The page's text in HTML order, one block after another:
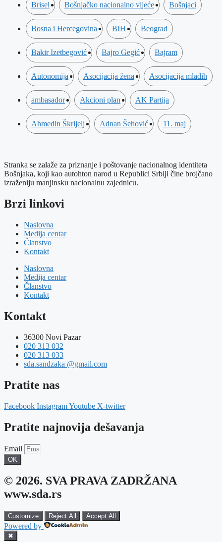
Brisel Bošnjačko nacionalno vijeće Bošnjaci
Bosna i Hercegovina BIH Beograd
Bakir Izetbegović Bajro Gegić Bajram
Autonomija Asocijacija žena Asocijacija mladih
ambasador Akcioni plan AK Partija
Ahmedin Škrijelj Adnan Šehović 11. maj
Stranka se zalaže za priznanje i poštovanje nacionalnog identiteta
Bošnjaka, koji kao autohton narod u Republici Srbiji čine brojčano
izraženiju manjinsku nacionalnu zajednicu.
Brzi linkovi
Naslovna
Medija centar
Članstvo
Kontakt
Naslovna
Medija centar
Članstvo
Kontakt
Kontakt
36300 Novi Pazar
020 313 032
020 313 033
sda.sandzaka @gmail.com
Pratite nas
Facebook InstagramYoutube X-twitter
Pratite najnovija dešavanja
Email
OK
© 2026. SVA PRAVA ZADRŽANA
www.sda.rs
Customize Reject All Accept All
Powered by
✖